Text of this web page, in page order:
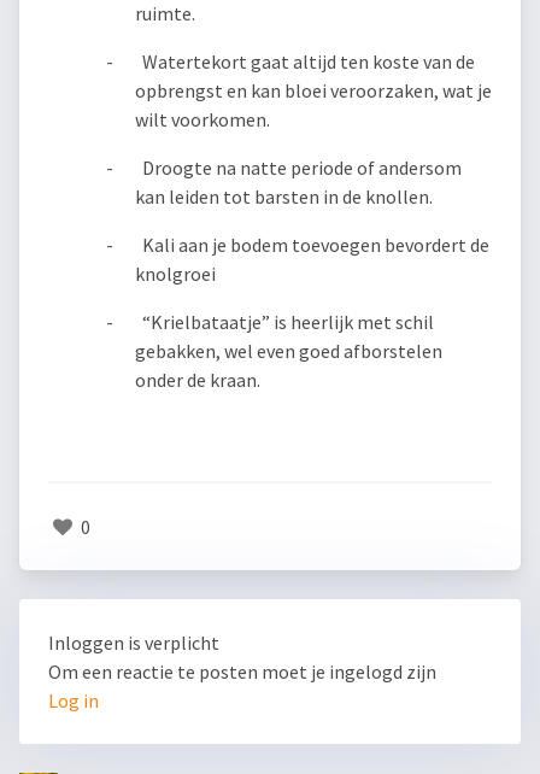
ruimte.
- Watertekort gaat altijd ten koste van de
opbrengst en kan bloei veroorzaken, wat je
wilt voorkomen.
- Droogte na natte periode of andersom
kan leiden tot barsten in de knollen.
- Kali aan je bodem toevoegen bevordert de
knolgroei
- “Krielbataatje” is heerlijk met schil
gebakken, wel even goed afborstelen
onder de kraan.
0
Inloggen is verplicht
Om een reactie te posten moet je ingelogd zijn
Log in